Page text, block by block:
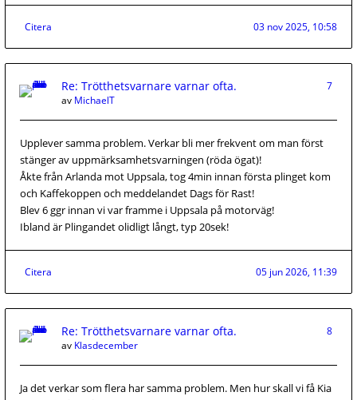
Citera 03 nov 2025, 10:58
Re: Trötthetsvarnare varnar ofta.
7
av MichaelT
Upplever samma problem. Verkar bli mer frekvent om man först
stänger av uppmärksamhetsvarningen (röda ögat)!
Åkte från Arlanda mot Uppsala, tog 4min innan första plinget kom
och Kaffekoppen och meddelandet Dags för Rast!
Blev 6 ggr innan vi var framme i Uppsala på motorväg!
Ibland är Plingandet olidligt långt, typ 20sek!
Citera 05 jun 2026, 11:39
Re: Trötthetsvarnare varnar ofta.
8
av Klasdecember
Ja det verkar som flera har samma problem. Men hur skall vi få Kia